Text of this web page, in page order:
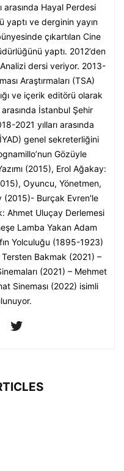
arasında Hayal Perdesi
ve derginin yayın
çıkartılan Cine
yaptı. 2012’den
dersi veriyor. 2013-
Araştırmaları (TSA)
ve içerik editörü olarak
İstanbul Şehir
2021 yılları arasında
genel sekreterliğini
Gözüyle
(2015), Erol Ağakay:
Oyuncu, Yönetmen,
(2015)- Burçak Evren'le
Ahmet Uluçay Derlemesi
Lamba Yakan Adam
Yolculuğu (1895-1923)
Bakmak (2021) –
(2021) – Mehmet
Sineması (2022) isimli